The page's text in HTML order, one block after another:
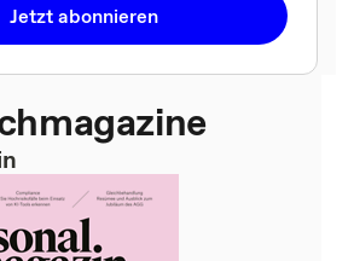
Jetzt abonnieren